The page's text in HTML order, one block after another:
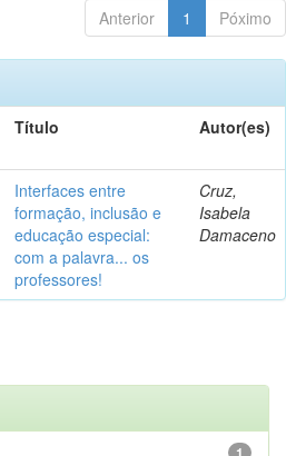
Anterior 1 Póximo
Título Autor(es)
Interfaces entre
formação, inclusão e
educação especial:
com a palavra... os
professores!
Cruz,
Isabela
Damaceno